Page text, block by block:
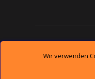
Wir verwenden